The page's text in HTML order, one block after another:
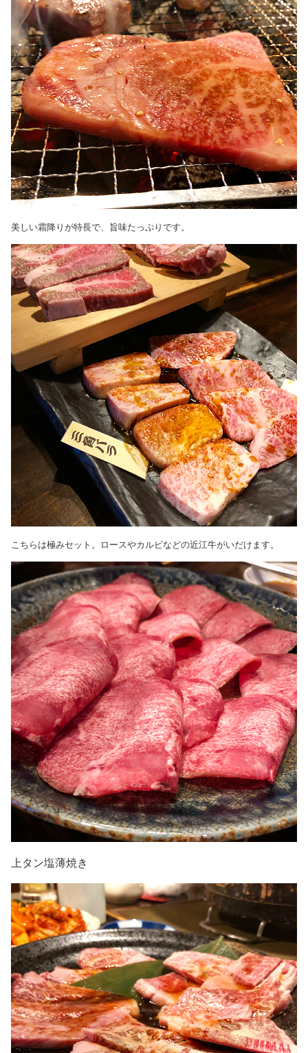
美しい霜降りが特長で、旨味たっぷりです。
こちらは極みセット。ロースやカルビなどの近江牛がいだけます。
上タン塩薄焼き